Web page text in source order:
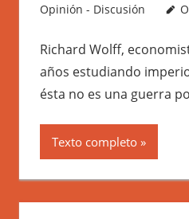
Opinión - Discusión
Richard Wolff,
años estudiando
ésta no es una guerra
Texto completo